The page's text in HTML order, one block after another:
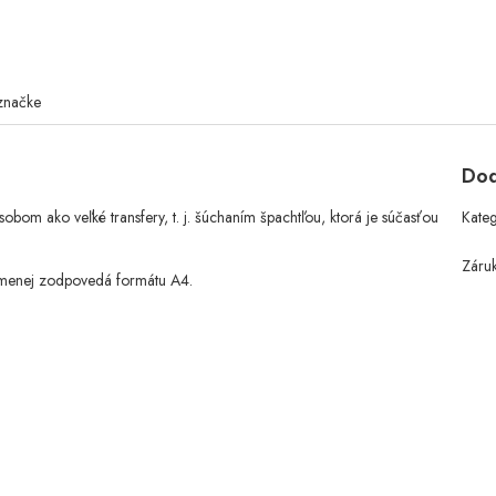
ako veľké transfery, t. j. šúchaním špachtľou, ktorá je súčasťou
zodpovedá formátu A4.